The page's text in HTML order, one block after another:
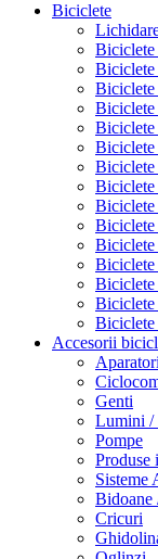
Biciclete
Biciclete
Biciclete
Biciclete
Biciclete
Biciclete
Biciclete
Biciclete
Accesorii
Genti
Lumini /
Pompe
Produse
Sisteme
Bidoane
Cricuri